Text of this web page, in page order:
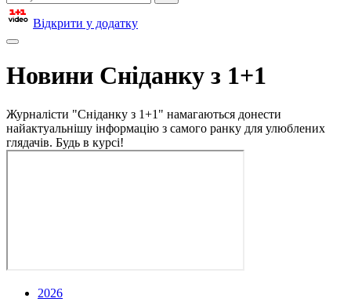
Відкрити у додатку
Новини Сніданку з 1+1
Журналісти "Сніданку з 1+1" намагаються донести
найактуальнішу інформацію з самого ранку для улюблених
глядачів. Будь в курсі!
2026